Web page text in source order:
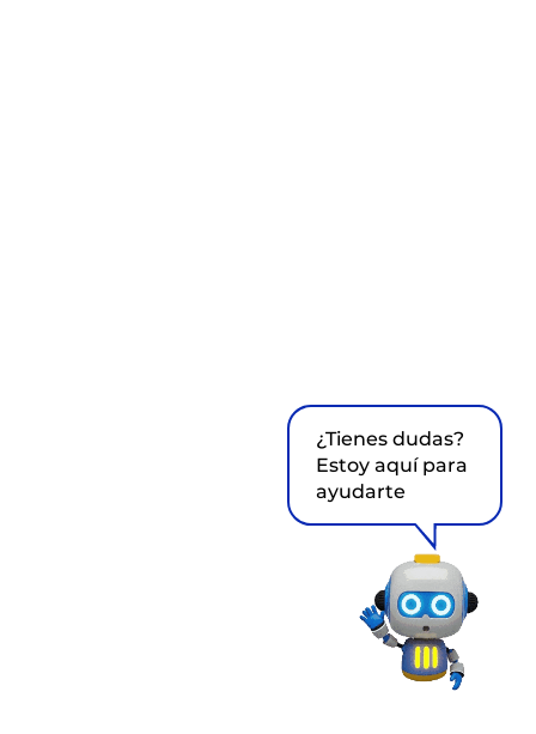
¿Tienes dudas?
Estoy aquí para
ayudarte